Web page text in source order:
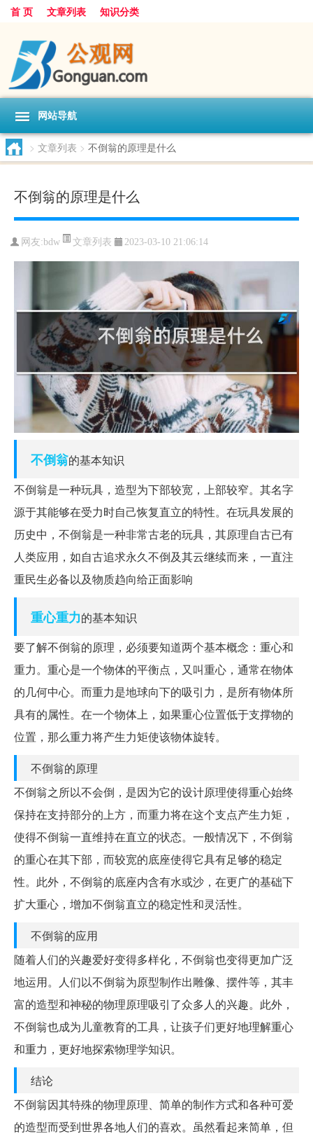
首 页 文章列表 知识分类
网站导航
> 文章列表 > 不倒翁的原理是什么
不倒翁的原理是什么
网友:bdw 文章列表 2023-03-10 21:06:14
不倒翁的基本知识
不倒翁是一种玩具，造型为下部较宽，上部较窄。其名字
源于其能够在受力时自己恢复直立的特性。在玩具发展的
历史中，不倒翁是一种非常古老的玩具，其原理自古已有
人类应用，如自古追求永久不倒及其云继续而来，一直注
重民生必备以及物质趋向给正面影响
重心重力的基本知识
要了解不倒翁的原理，必须要知道两个基本概念：重心和
重力。重心是一个物体的平衡点，又叫重心，通常在物体
的几何中心。而重力是地球向下的吸引力，是所有物体所
具有的属性。在一个物体上，如果重心位置低于支撑物的
位置，那么重力将产生力矩使该物体旋转。
不倒翁的原理
不倒翁之所以不会倒，是因为它的设计原理使得重心始终
保持在支持部分的上方，而重力将在这个支点产生力矩，
使得不倒翁一直维持在直立的状态。一般情况下，不倒翁
的重心在其下部，而较宽的底座使得它具有足够的稳定
性。此外，不倒翁的底座内含有水或沙，在更广的基础下
扩大重心，增加不倒翁直立的稳定性和灵活性。
不倒翁的应用
随着人们的兴趣爱好变得多样化，不倒翁也变得更加广泛
地运用。人们以不倒翁为原型制作出雕像、摆件等，其丰
富的造型和神秘的物理原理吸引了众多人的兴趣。此外，
不倒翁也成为儿童教育的工具，让孩子们更好地理解重心
和重力，更好地探索物理学知识。
结论
不倒翁因其特殊的物理原理、简单的制作方式和各种可爱
的造型而受到世界各地人们的喜欢。虽然看起来简单，但